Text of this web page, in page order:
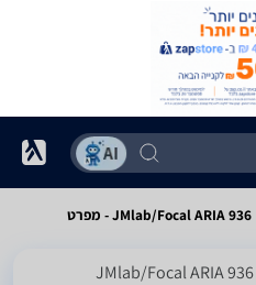
JMlab/Focal ARIA 936 - מפרט